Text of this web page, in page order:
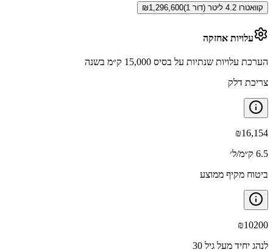
קוואטרו 4.2 ליטר (דור 1) ₪1,296,600
עלויות אחזקה
הערכת עלויות שנתיות על בסיס 15,000 ק״מ בשנה
צריכת דלק
₪16,154
6.5 ק״מ/ל׳
ביטוח מקיף ממוצע
₪10200
לנהג יחיד מעל גיל 30